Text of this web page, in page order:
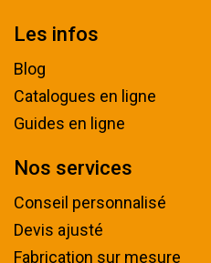
Les infos
Blog
Catalogues en ligne
Guides en ligne
Nos services
Conseil personnalisé
Devis ajusté
Fabrication sur mesure